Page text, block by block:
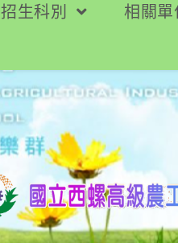
招生科別 相關單